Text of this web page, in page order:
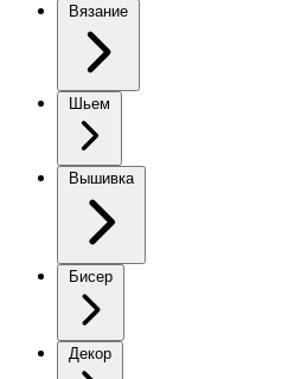
Вязание
Шьем
Вышивка
Бисер
Декор